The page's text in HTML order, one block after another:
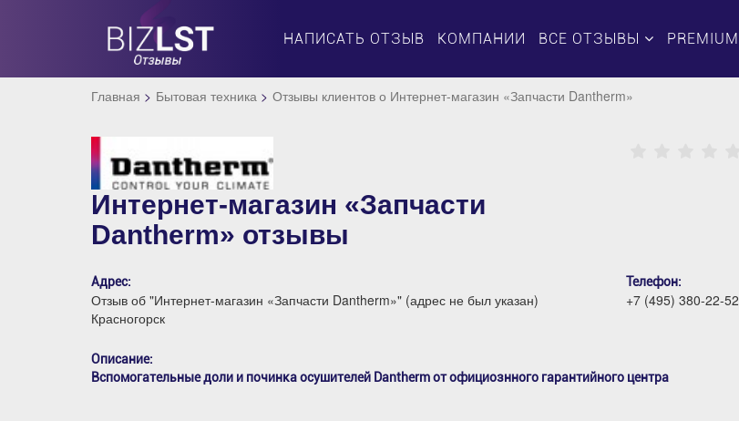
НАПИСАТЬ ОТЗЫВ КОМПАНИИ ВСЕ ОТЗЫВЫ PREMIUM
Главная Бытовая техника Отзывы клиентов о Интернет-магазин «Запчасти Dantherm»
Интернет-магазин «Запчасти
Dantherm» отзывы
Адрес:
Отзыв об "Интернет-магазин «Запчасти Dantherm»" (адрес не был указан)
Красногорск
Телефон:
+7 (495) 380-22-52
Описание:
Вспомогательные доли и починка осушителей Dantherm от официознного гарантийного центра